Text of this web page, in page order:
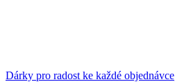
Dárky pro radost ke každé objednávce